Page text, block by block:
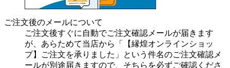
ご注文後のメールについて
ご注文後すぐに自動でご注文確認メールが届きます
が、あらためて当店から「【縁煌オンラインショッ
プ】ご注文を承りました」という件名のご注文確認メ
ールが別途届きますので、そちらを必ずご確認くださ